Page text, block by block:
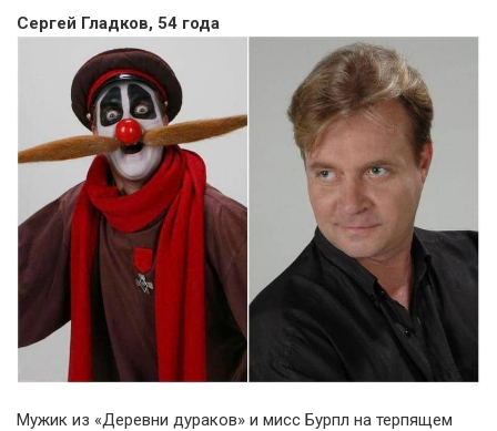
Сергей Гладков, 54 года
Мужик из «Деревни дураков» и мисс Бурпл на терпящем